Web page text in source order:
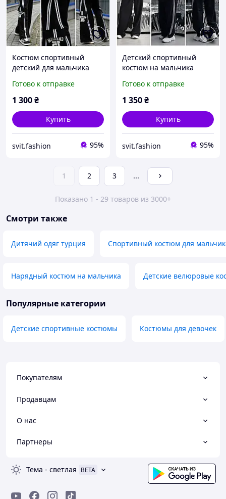
Костюм спортивный
детский для мальчика
трикотажа широкие
прямые штаны и кофта 9-
Готово к отправке
1 300₴
Купить
svit.fashion 95%
Детский спортивный
костюм на мальчика
трикотаж широкие
прямые штаны и кофта -
Готово к отправке
1 350₴
Купить
svit.fashion 95%
1 2 3 ...
Показано 1 - 29 товаров из 3000+
Смотри также
Дитячий одяг турция Спортивный костюм для
Нарядный костюм на мальчика Детские велюровые
Популярные категории
Детские спортивные костюмы Костюмы для девочек
Покупателям
Продавцам
О нас
Партнеры
Тема - светлая BETA